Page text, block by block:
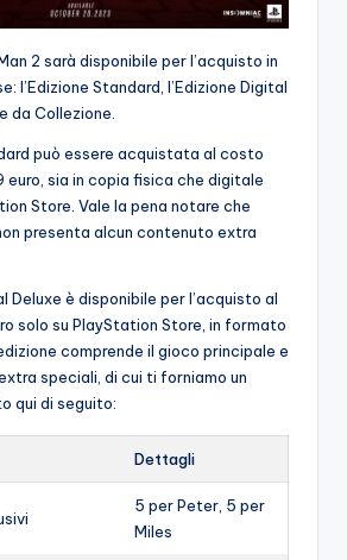
2 sarà disponibile per l’acquisto in
l’Edizione Standard, l’Edizione Digital
da Collezione.
può essere acquistata al costo
euro, sia in copia fisica che digitale
Store. Vale la pena notare che
presenta alcun contenuto extra
Deluxe è disponibile per l’acquisto al
solo su PlayStation Store, in formato
comprende il gioco principale e
speciali, di cui ti forniamo un
qui di seguito:
Dettagli
5 per Peter, 5 per
Miles